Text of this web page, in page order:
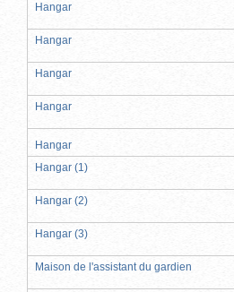
Hangar
Hangar
Hangar
Hangar
Hangar
Hangar (1)
Hangar (2)
Hangar (3)
Maison de l'assistant du gardien